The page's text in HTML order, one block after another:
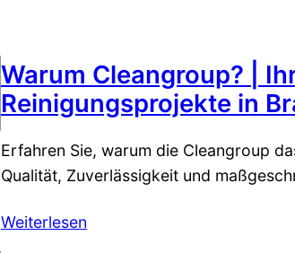
Warum Cleangroup? |
Reinigungsprojekte in
Erfahren Sie, warum die Cleangroup
Qualität, Zuverlässigkeit und
Weiterlesen